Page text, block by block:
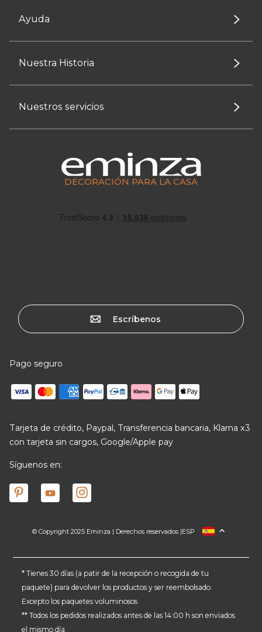
Ayuda
Nuestra Historia
Nuestros servicios
DECORACIÓN PARA LA CASA
Escríbenos
Pago seguro
Tarjeta de crédito, Paypal, Transferencia bancaria, Klarna x3
con tarjeta sin cargos, Google/Apple pay
Síguenos en:
© Copyright 2025 Eminza | Derechos reservados |
FRANCIA
ALEMANIA
PAÍSES BAJOS
ESP
* Tienes 30 días (a patir de la recepción o recogida de tu
paquete) para devolver los productos y ser reembolsado.
Excepto los paquetes voluminosos
** Todos los pedidos realizados antes de las 14:00 h son enviados
el mismo día